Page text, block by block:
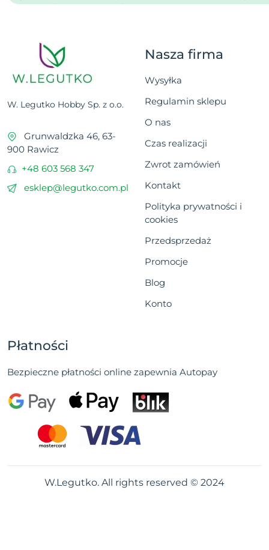
W. Legutko Hobby Sp. z o.o.
Grunwaldzka 46, 63-
900 Rawicz
+48 603 568 347
esklep@legutko.com.pl
Nasza firma
Wysyłka
Regulamin sklepu
O nas
Czas realizacji
Zwrot zamówień
Kontakt
Polityka prywatności i
cookies
Przedsprzedaż
Promocje
Blog
Konto
Płatności
Bezpieczne płatności online zapewnia Autopay
W.Legutko. All rights reserved © 2024